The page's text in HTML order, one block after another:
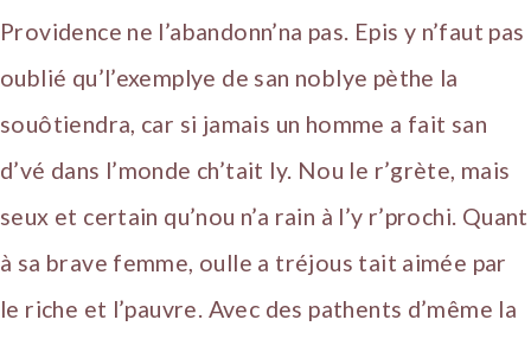
Providence ne l’abandonn’na pas. Epis y n’faut pas
oublié qu’l’exemplye de san noblye pèthe la
souôtiendra, car si jamais un homme a fait san
d’vé dans l’monde ch’tait ly. Nou le r’grète, mais
seux et certain qu’nou n’a rain à l’y r’prochi. Quant
à sa brave femme, oulle a tréjous tait aimée par
le riche et l’pauvre. Avec des pathents d’même la